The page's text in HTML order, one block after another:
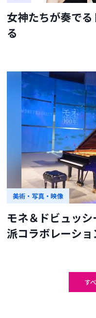
女神たちが奏で
る
美術・写真・映像
モネ＆ドビュッ
派コラボレーショ
す